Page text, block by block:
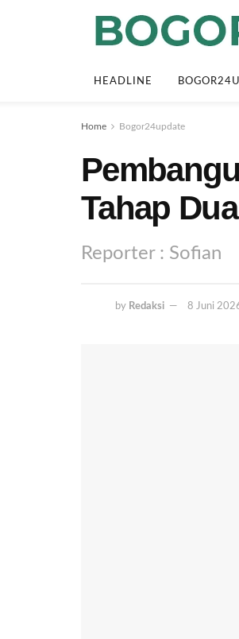
HEADLINE
Home Bogor24update
Tahap
Reporter : Sofian
by Redaksi 8 Juni